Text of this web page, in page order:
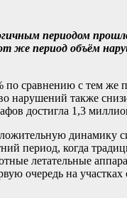
периодом
же период объём
по сравнению с тем же
нарушений также
достигла 1,3
динамику
период, когда
летательные
очередь на